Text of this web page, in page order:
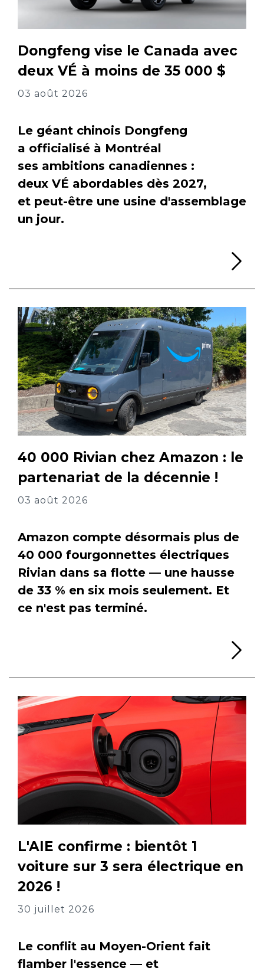
Dongfeng vise le Canada avec
deux VÉ à moins de 35 000 $
03 août 2026
Le géant chinois Dongfeng
a officialisé à Montréal
ses ambitions canadiennes :
deux VÉ abordables dès 2027,
et peut-être une usine d'assemblage
un jour.
40 000 Rivian chez Amazon : le
partenariat de la décennie !
03 août 2026
Amazon compte désormais plus de
40 000 fourgonnettes électriques
Rivian dans sa flotte — une hausse
de 33 % en six mois seulement. Et
ce n'est pas terminé.
L'AIE confirme : bientôt 1
voiture sur 3 sera électrique en
2026 !
30 juillet 2026
Le conflit au Moyen-Orient fait
flamber l'essence — et